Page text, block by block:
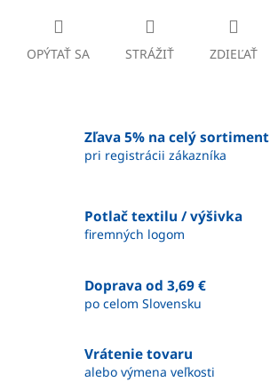
OPÝTAŤ SA STRÁŽIŤ ZDIEĽAŤ
Zľava 5% na celý sortiment
pri registrácii zákazníka
Potlač textilu / výšivka
firemných logom
Doprava od 3,69 €
po celom Slovensku
Vrátenie tovaru
alebo výmena veľkosti